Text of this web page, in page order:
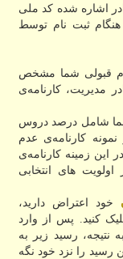
اشاره شده کد ملی
ثبت نام توسط
قبولی شما مشخص
مدیریت، کارنامه‌ی
شامل درصد دروس
کارنامه‌ی عدم
زمینه کارنامه‌ی
های انتخابی
خود اعتراض دارید،
کنید. پس از وارد
نتیجه، رسید زیر به
رسید را نزد خود نگه